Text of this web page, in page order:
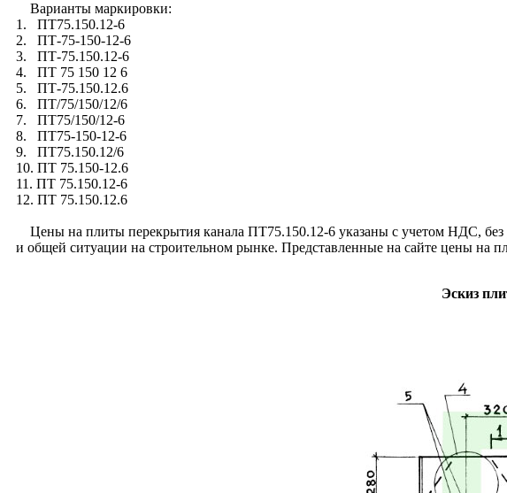
Варианты маркировки:
1. ПТ75.150.12-6
2. ПТ-75-150-12-6
3. ПТ-75.150.12-6
4. ПТ 75 150 12 6
5. ПТ-75.150.12.6
6. ПТ/75/150/12/6
7. ПТ75/150/12-6
8. ПТ75-150-12-6
9. ПТ75.150.12/6
10. ПТ 75.150-12.6
11. ПТ 75.150.12-6
12. ПТ 75.150.12.6
Цены на плиты перекрытия канала ПТ75.150.12-6 указаны с учетом НДС, без
и общей ситуации на строительном рынке. Представленные на сайте цены на
Эскиз